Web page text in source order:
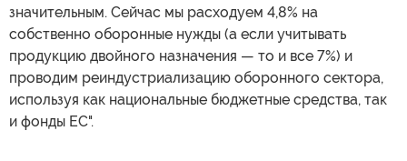
значительным. Сейчас мы расходуем 4,8% на
собственно оборонные нужды (а если учитывать
продукцию двойного назначения — то и все 7%) и
проводим реиндустриализацию оборонного сектора,
используя как национальные бюджетные средства, так
и фонды ЕС".